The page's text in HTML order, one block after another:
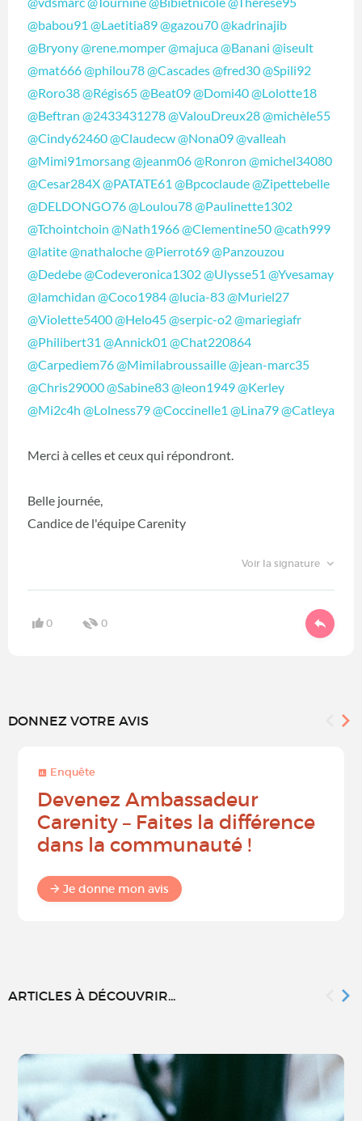
@babou91 @Laetitia89@gazou70@kadrinajib
@Bryony@rene.momper@majuca@Banani @iseult
@mat666@philou78@Cascades@fred30@Spili92
@Roro38@Régis65@Beat09@Domi40@Lolotte18
@Beftran @2433431278@ValouDreux28@michèle55
@Cindy62460@Claudecw@Nona09@valleah
@Mimi91morsang@jeanm06@Ronron @michel34080
@Cesar284X@PATATE61 @Bpcoclaude@Zipettebelle
@DELDONGO76@Loulou78@Paulinette1302
@Tchointchoin @Nath1966@Clementine50@cath999
@latite@nathaloche@Pierrot69@Panzouzou
@Dedebe@Codeveronica1302@Ulysse51 @Yvesamay
@lamchidan @Coco1984@lucia-83@Muriel27
@Violette5400@Helo45@serpic-o2@mariegiafr
@Philibert31 @Annick01 @Chat220864
@Carpediem76@Mimilabroussaille@jean-marc35
@Chris29000@Sabine83@leon1949@Kerley
@Mi2c4h @Lolness79@Coccinelle1 @Lina79@Catleya
Merci à celles et ceux qui répondront.
Belle journée,
Candice de l'équipe Carenity
Voir la signature
0 0
DONNEZ VOTRE AVIS
Enquête
Devenez Ambassadeur
Carenity – Faites la différence
dans la communauté !
Je donne mon avis
ARTICLES À DÉCOUVRIR...